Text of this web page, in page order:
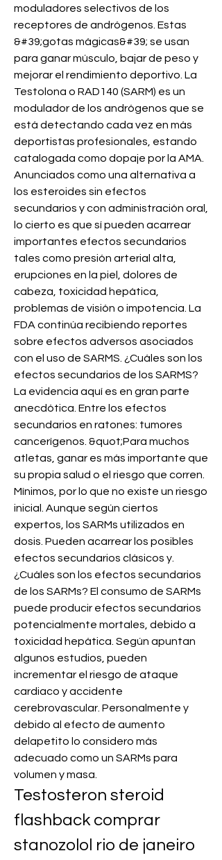
moduladores selectivos de los
receptores de andrógenos. Estas
&#39;gotas mágicas&#39; se usan
para ganar músculo, bajar de peso y
mejorar el rendimiento deportivo. La
Testolona o RAD140 (SARM) es un
modulador de los andrógenos que se
está detectando cada vez en más
deportistas profesionales, estando
catalogada como dopaje por la AMA.
Anunciados como una alternativa a
los esteroides sin efectos
secundarios y con administración oral,
lo cierto es que sí pueden acarrear
importantes efectos secundarios
tales como presión arterial alta,
erupciones en la piel, dolores de
cabeza, toxicidad hepática,
problemas de visión o impotencia. La
FDA continúa recibiendo reportes
sobre efectos adversos asociados
con el uso de SARMS. ¿Cuáles son los
efectos secundarios de los SARMS?
La evidencia aquí es en gran parte
anecdótica. Entre los efectos
secundarios en ratones: tumores
cancerígenos. &quot;Para muchos
atletas, ganar es más importante que
su propia salud o el riesgo que corren.
Mínimos, por lo que no existe un riesgo
inicial. Aunque según ciertos
expertos, los SARMs utilizados en
dosis. Pueden acarrear los posibles
efectos secundarios clásicos y.
¿Cuáles son los efectos secundarios
de los SARMs? El consumo de SARMs
puede producir efectos secundarios
potencialmente mortales, debido a
toxicidad hepática. Según apuntan
algunos estudios, pueden
incrementar el riesgo de ataque
cardiaco y accidente
cerebrovascular. Personalmente y
debido al efecto de aumento
delapetito lo considero más
adecuado como un SARMs para
volumen y masa.
Testosteron steroid
flashback comprar
stanozolol rio de janeiro